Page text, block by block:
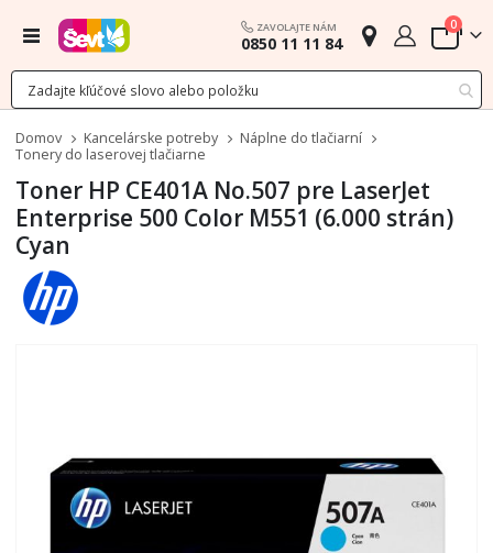
Menu ZAVOLAJTE NÁM
0850 11 11 84 Cart
0
Domov Kancelárske potreby
Náplne do tlačiarní
Tonery do laserovej tlačiarne
Toner HP CE401A No.507 pre LaserJet
Enterprise 500 Color M551 (6.000 strán)
Cyan